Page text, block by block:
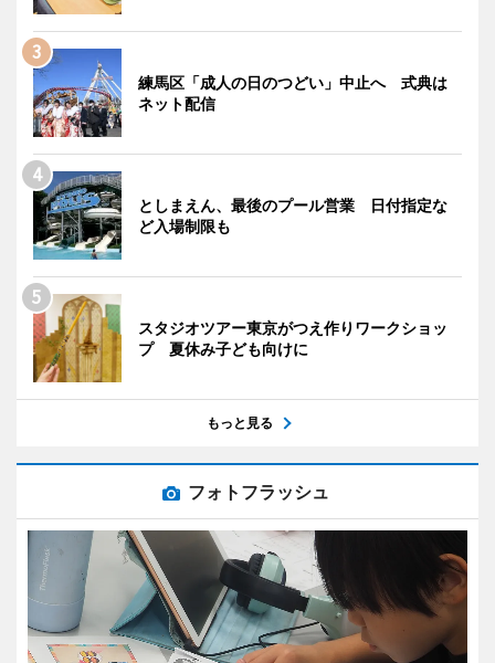
練馬区「成人の日のつどい」中止へ 式典は
ネット配信
としまえん、最後のプール営業 日付指定な
ど入場制限も
スタジオツアー東京がつえ作りワークショッ
プ 夏休み子ども向けに
もっと見る
フォトフラッシュ